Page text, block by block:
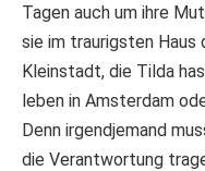
Tagen auch um ihre
sie im traurigsten Haus
Kleinstadt, die Tilda
leben in Amsterdam
Denn irgendjemand
die Verantwortung